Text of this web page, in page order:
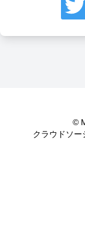
©
クラウドソー